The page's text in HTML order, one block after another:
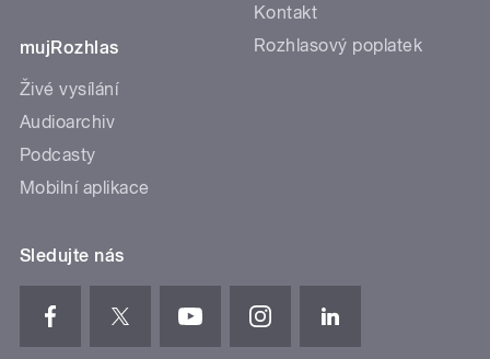
mujRozhlas
Živé vysílání
Audioarchiv
Podcasty
Mobilní aplikace
Kontakt
Rozhlasový poplatek
Sledujte nás